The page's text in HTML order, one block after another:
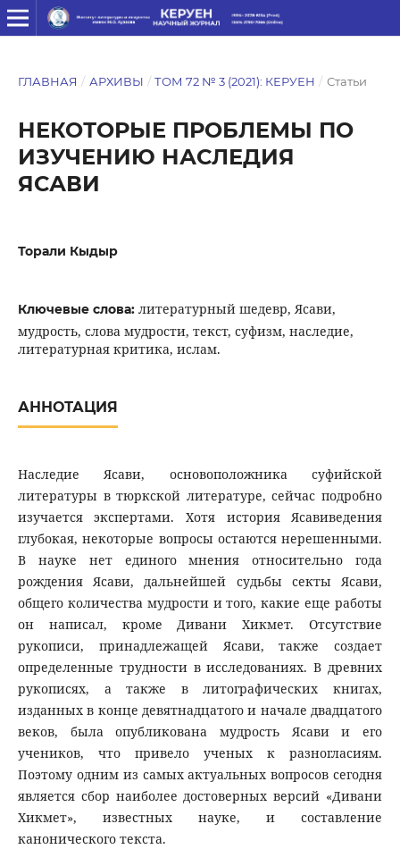
ГЛАВНАЯ / АРХИВЫ / ТОМ 72 № 3 (2021): КЕРУЕН / Статьи
НЕКОТОРЫЕ ПРОБЛЕМЫ ПО
ИЗУЧЕНИЮ НАСЛЕДИЯ
ЯСАВИ
Торали Кыдыр
Ключевые слова: литературный шедевр, Ясави,
мудрость, слова мудрости, текст, суфизм, наследие,
литературная критика, ислам.
АННОТАЦИЯ
Наследие Ясави, основоположника суфийской
литературы в тюркской литературе, сейчас подробно
изучается экспертами. Хотя история Ясавиведения
глубокая, некоторые вопросы остаются нерешенными.
В науке нет единого мнения относительно года
рождения Ясави, дальнейшей судьбы секты Ясави,
общего количества мудрости и того, какие еще работы
он написал, кроме Дивани Хикмет. Отсутствие
рукописи, принадлежащей Ясави, также создает
определенные трудности в исследованиях. В древних
рукописях, а также в литографических книгах,
изданных в конце девятнадцатого и начале двадцатого
веков, была опубликована мудрость Ясави и его
учеников, что привело ученых к разногласиям.
Поэтому одним из самых актуальных вопросов сегодня
является сбор наиболее достоверных версий «Дивани
Хикмет», известных науке, и составление
канонического текста.